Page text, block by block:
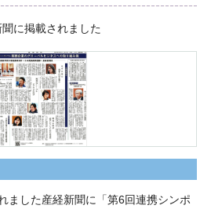
聞に掲載されました
ました産経新聞に「第6回連携シンポ